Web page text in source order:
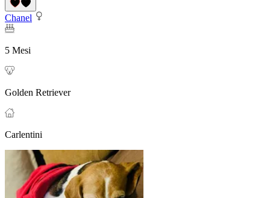
Chanel
5 Mesi
Golden Retriever
Carlentini